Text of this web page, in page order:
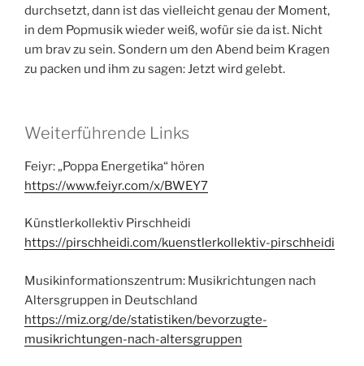
durchsetzt, dann ist das vielleicht genau der Moment,
in dem Popmusik wieder weiß, wofür sie da ist. Nicht
um brav zu sein. Sondern um den Abend beim Kragen
zu packen und ihm zu sagen: Jetzt wird gelebt.
Weiterführende Links
Feiyr: „Poppa Energetika“ hören
https://www.feiyr.com/x/BWEY7
Künstlerkollektiv Pirschheidi
https://pirschheidi.com/kuenstlerkollektiv-pirschheidi
Musikinformationszentrum: Musikrichtungen nach
Altersgruppen in Deutschland
https://miz.org/de/statistiken/bevorzugte-
musikrichtungen-nach-altersgruppen